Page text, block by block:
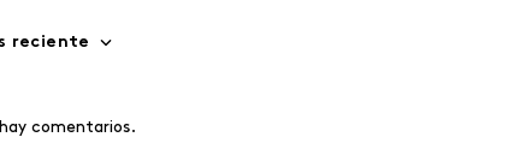
reciente
comentarios.